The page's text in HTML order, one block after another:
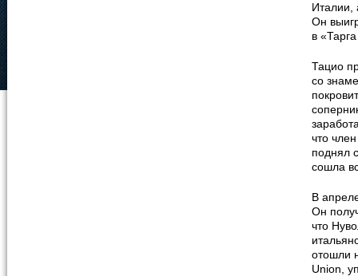
Италии,
Он
в
Тацио
со
что
поднял
сошла
В
Он
что
отошли
Union,